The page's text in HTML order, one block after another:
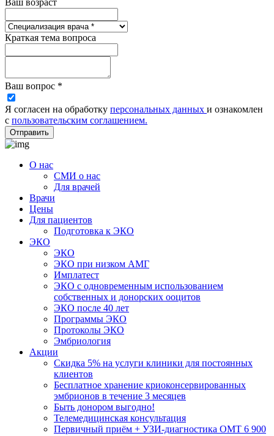
Ваш возраст
Краткая тема вопроса
Ваш вопрос *
Я согласен на обработку персональных данных и ознакомлен
с пользовательским соглашением.
Отправить
О нас
СМИ о нас
Для врачей
Врачи
Цены
Для пациентов
Подготовка к ЭКО
ЭКО
ЭКО
ЭКО при низком АМГ
Имплатест
ЭКО с одновременным использованием
собственных и донорских ооцитов
ЭКО после 40 лет
Программы ЭКО
Протоколы ЭКО
Эмбриология
Акции
Скидка 5% на услуги клиники для постоянных
клиентов
Бесплатное хранение криоконсервированных
эмбрионов в течение 3 месяцев
Быть донором выгодно!
Телемедицинская консультация
Первичный приём + УЗИ-диагностика ОМТ 6 900